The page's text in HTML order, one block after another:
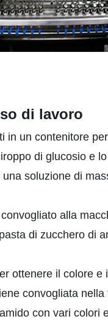
di lavoro
in un contenitore
di glucosio e
soluzione di
alla
di zucchero di
ottenere il colore e
convogliata
con vari colori